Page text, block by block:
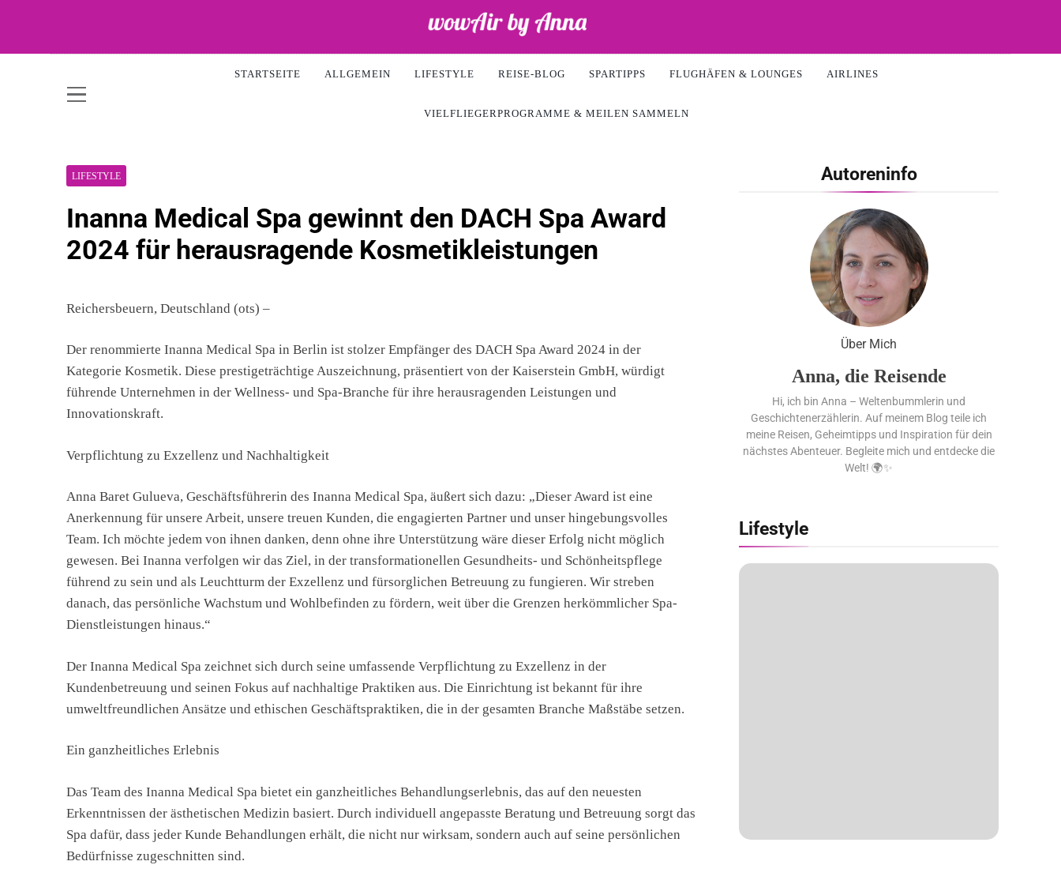
WOW-Air
STARTSEITE ALLGEMEIN LIFESTYLE REISE-BLOG SPARTIPPS FLUGHÄFEN & LOUNGES AIRLINES
VIELFLIEGERPROGRAMME & MEILEN SAMMELN
LIFESTYLE
Inanna Medical Spa gewinnt den DACH Spa Award
2024 für herausragende Kosmetikleistungen
Reichersbeuern, Deutschland (ots) –
Der renommierte Inanna Medical Spa in Berlin ist stolzer Empfänger des DACH Spa Award 2024 in der
Kategorie Kosmetik. Diese prestigeträchtige Auszeichnung, präsentiert von der Kaiserstein GmbH, würdigt
führende Unternehmen in der Wellness- und Spa-Branche für ihre herausragenden Leistungen und
Innovationskraft.
Verpflichtung zu Exzellenz und Nachhaltigkeit
Anna Baret Gulueva, Geschäftsführerin des Inanna Medical Spa, äußert sich dazu: „Dieser Award ist eine
Anerkennung für unsere Arbeit, unsere treuen Kunden, die engagierten Partner und unser hingebungsvolles
Team. Ich möchte jedem von ihnen danken, denn ohne ihre Unterstützung wäre dieser Erfolg nicht möglich
gewesen. Bei Inanna verfolgen wir das Ziel, in der transformationellen Gesundheits- und Schönheitspflege
führend zu sein und als Leuchtturm der Exzellenz und fürsorglichen Betreuung zu fungieren. Wir streben
danach, das persönliche Wachstum und Wohlbefinden zu fördern, weit über die Grenzen herkömmlicher Spa-
Dienstleistungen hinaus.“
Der Inanna Medical Spa zeichnet sich durch seine umfassende Verpflichtung zu Exzellenz in der
Kundenbetreuung und seinen Fokus auf nachhaltige Praktiken aus. Die Einrichtung ist bekannt für ihre
umweltfreundlichen Ansätze und ethischen Geschäftspraktiken, die in der gesamten Branche Maßstäbe setzen.
Ein ganzheitliches Erlebnis
Das Team des Inanna Medical Spa bietet ein ganzheitliches Behandlungserlebnis, das auf den neuesten
Erkenntnissen der ästhetischen Medizin basiert. Durch individuell angepasste Beratung und Betreuung sorgt das
Spa dafür, dass jeder Kunde Behandlungen erhält, die nicht nur wirksam, sondern auch auf seine persönlichen
Bedürfnisse zugeschnitten sind.
Autoreninfo
Über Mich
Anna, die Reisende
Hi, ich bin Anna – Weltenbummlerin und
Geschichtenerzählerin. Auf meinem Blog teile ich
meine Reisen, Geheimtipps und Inspiration für dein
nächstes Abenteuer. Begleite mich und entdecke die
Welt! 🌍✨
Lifestyle